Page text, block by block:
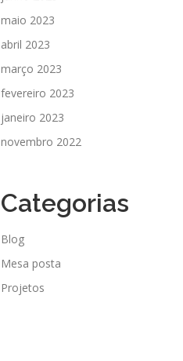
maio 2023
abril 2023
março 2023
fevereiro 2023
janeiro 2023
novembro 2022
Categorias
Blog
Mesa posta
Projetos